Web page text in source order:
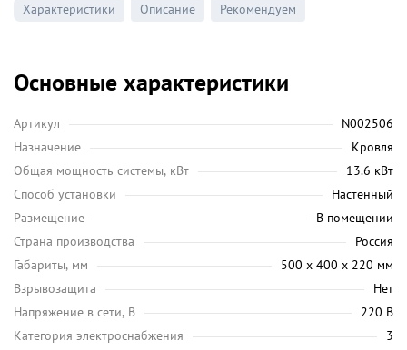
Характеристики Описание Рекомендуем
Основные характеристики
Артикул
N002506
Назначение
Кровля
Общая мощность системы, кВт
13.6 кВт
Способ установки
Настенный
Размещение
В помещении
Страна производства
Россия
Габариты, мм
500 х 400 х 220 мм
Взрывозащита
Нет
Напряжение в сети, В
220 В
Категория электроснабжения
3